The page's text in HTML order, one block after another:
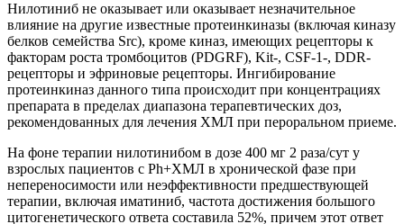
Нилотиниб не оказывает или оказывает незначительное
влияние на другие известные протеинкиназы (включая киназу
белков семейства Src), кроме киназ, имеющих рецепторы к
факторам роста тромбоцитов (PDGRF), Kit-, CSF-1-, DDR-
рецепторы и эфриновые рецепторы. Ингибирование
протеинкиназ данного типа происходит при концентрациях
препарата в пределах диапазона терапевтических доз,
рекомендованных для лечения ХМЛ при пероральном приеме.
На фоне терапии нилотинибом в дозе 400 мг 2 раза/сут у
взрослых пациентов с Ph+ХМЛ в хронической фазе при
непереносимости или неэффективности предшествующей
терапии, включая иматиниб, частота достижения большого
цитогенетического ответа составила 52%, причем этот ответ